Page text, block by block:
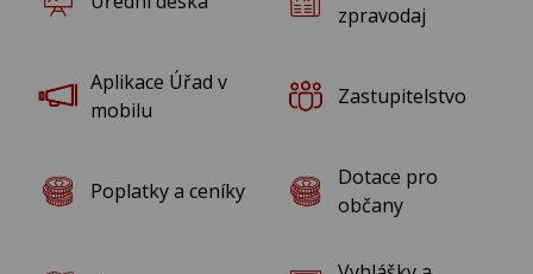
Rok 2014
Rok 2013
Rok 2011
Rok 2010
zpravodaj
Aplikace Úřad v
mobilu
Zastupitelstvo
Poplatky a ceníky
Dotace pro
občany